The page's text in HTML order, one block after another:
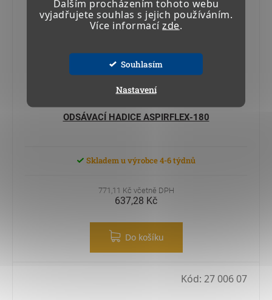
Dalším procházením tohoto webu
vyjadřujete souhlas s jejich používáním.
Více informacízde.
Souhlasím
Nastavení
ODSÁVACÍ HADICE ASPIRFLEX-180
Skladem u výrobce 4-6 týdnů
771,11 Kč včetně DPH
637,28 Kč
Do košíku
Kód: 27 006 07